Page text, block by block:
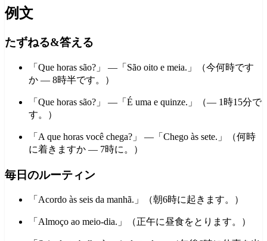
例文
たずねる&答える
「Que horas são?」 —「São oito e meia.」（今何時です
か — 8時半です。）
「Que horas são?」 —「É uma e quinze.」（— 1時15分で
す。）
「A que horas você chega?」 —「Chego às sete.」（何時
に着きますか — 7時に。）
毎日のルーティン
「Acordo às seis da manhã.」（朝6時に起きます。）
「Almoço ao meio-dia.」（正午に昼食をとります。）